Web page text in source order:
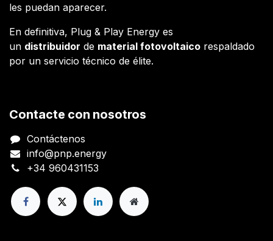
les puedan aparecer.
En definitiva, Plug & Play Energy es
un distribuidor de material fotovoltaico respaldado
por un servicio técnico de élite.
Contacte con nosotros
Contáctenos
info@pnp.energy
+34 960431153